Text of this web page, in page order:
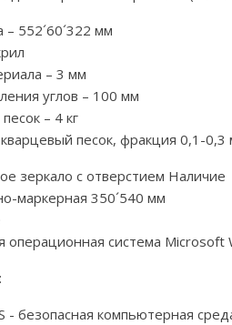
– 552´60´322 мм
– 3 мм
углов – 100 мм
– 4 кг
песок, фракция 0,1-0,3
зеркало с отверстием Наличие
маркерная 350´540 мм
операционная система Microsoft
- безопасная компьютерная